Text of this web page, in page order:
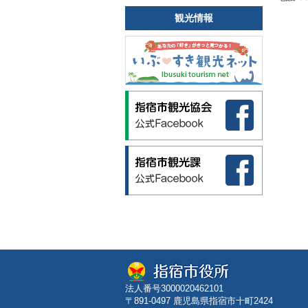
観光情報
法人番号3000020462101
〒891-0497 鹿児島県指宿市十町2424